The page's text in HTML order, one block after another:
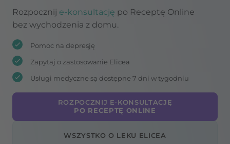
Rozpocznij e-konsultację po Receptę Online
bez wychodzenia z domu.
Pomoc na depresję
Zapytaj o zastosowanie Elicea
Usługi medyczne są dostępne 7 dni w tygodniu
ROZPOCZNIJ E-KONSULTACJĘ
PO RECEPTĘ ONLINE
WSZYSTKO O LEKU ELICEA